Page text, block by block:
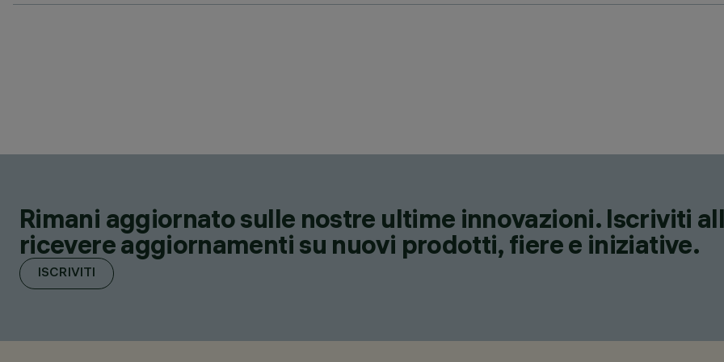
Rimani aggiornato sulle nostre ultime innovazioni. Iscriviti
ricevere aggiornamenti su nuovi prodotti, fiere e iniziative.
ISCRIVITI